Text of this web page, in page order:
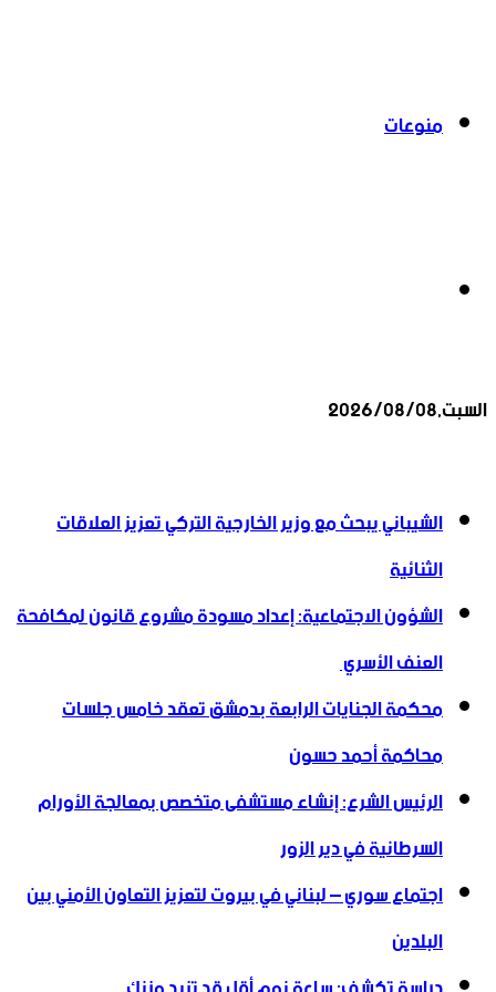
منوعات
السبت,2026/08/08
الشيباني يبحث مع وزير الخارجية التركي تعزيز العلاقات
الثنائية
الشؤون الاجتماعية: إعداد مسودة مشروع قانون لمكافحة
العنف الأسري ‏
محكمة الجنايات الرابعة بدمشق تعقد خامس جلسات
محاكمة أحمد حسون
الرئيس الشرع: إنشاء ‌‏مستشفى متخصص بمعالجة الأورام
السرطانية في دير الزور
اجتماع سوري – لبناني في بيروت لتعزيز التعاون ‏الأمني ‏بين
البلدين